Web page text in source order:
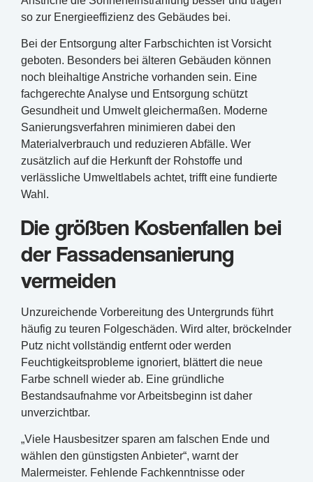
so zur Energieeffizienz des Gebäudes bei.
Bei der Entsorgung alter Farbschichten ist Vorsicht
geboten. Besonders bei älteren Gebäuden können
noch bleihaltige Anstriche vorhanden sein. Eine
fachgerechte Analyse und Entsorgung schützt
Gesundheit und Umwelt gleichermaßen. Moderne
Sanierungsverfahren minimieren dabei den
Materialverbrauch und reduzieren Abfälle. Wer
zusätzlich auf die Herkunft der Rohstoffe und
verlässliche Umweltlabels achtet, trifft eine fundierte
Wahl.
Die größten Kostenfallen bei
der Fassadensanierung
vermeiden
Unzureichende Vorbereitung des Untergrunds führt
häufig zu teuren Folgeschäden. Wird alter, bröckelnder
Putz nicht vollständig entfernt oder werden
Feuchtigkeitsprobleme ignoriert, blättert die neue
Farbe schnell wieder ab. Eine gründliche
Bestandsaufnahme vor Arbeitsbeginn ist daher
unverzichtbar.
„Viele Hausbesitzer sparen am falschen Ende und
wählen den günstigsten Anbieter“, warnt der
Malermeister. Fehlende Fachkenntnisse oder